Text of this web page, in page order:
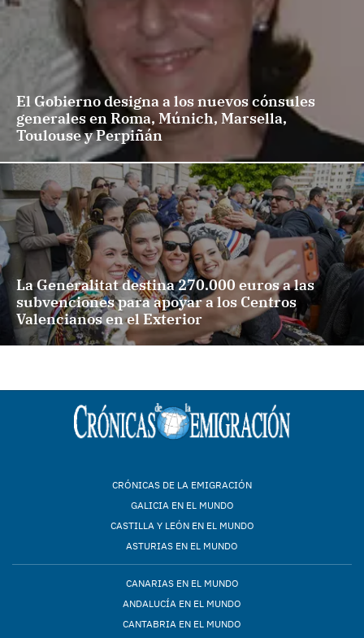
El Gobierno designa a los nuevos cónsules
generales en Roma, Múnich, Marsella,
Toulouse y Perpiñán
La Generalitat destina 270.000 euros a las
subvenciones para apoyar a los Centros
Valencianos en el Exterior
CRÓNICAS DE LA EMIGRACIÓN
GALICIA EN EL MUNDO
CASTILLA Y LEÓN EN EL MUNDO
ASTURIAS EN EL MUNDO
CANARIAS EN EL MUNDO
ANDALUCÍA EN EL MUNDO
CANTABRIA EN EL MUNDO